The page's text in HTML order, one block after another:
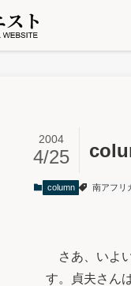
2004
4/25
column 南アフリ
さあ、いよ
す。貞夫さん